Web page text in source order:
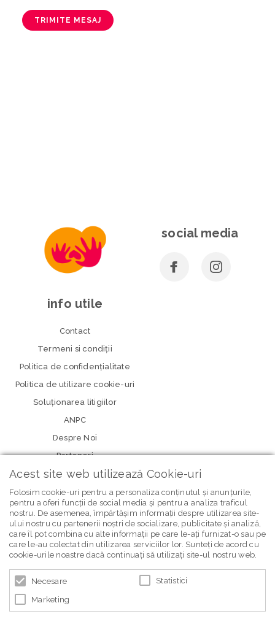
TRIMITE MESAJ
social media
info utile
Contact
Termeni si condiţii
Politica de confidenţialitate
Politica de utilizare cookie-uri
Soluționarea litigiilor
ANPC
Despre Noi
Parteneri
newsletter Bebe Brands
Acest site web utilizează Cookie-uri
Folosim cookie-uri pentru a personaliza conținutul și anunțurile,
pentru a oferi funcții de social media și pentru a analiza traficul
nostru. De asemenea, împărtășim informații despre utilizarea site-
ului nostru cu partenerii noștri de socializare, publicitate și analiză,
care îl pot combina cu alte informații pe care le-ați furnizat-o sau pe
care le-au colectat din utilizarea serviciilor lor. Sunteți de acord cu
cookie-urile noastre dacă continuați să utilizați site-ul nostru web.
Necesare Statistici
Marketing